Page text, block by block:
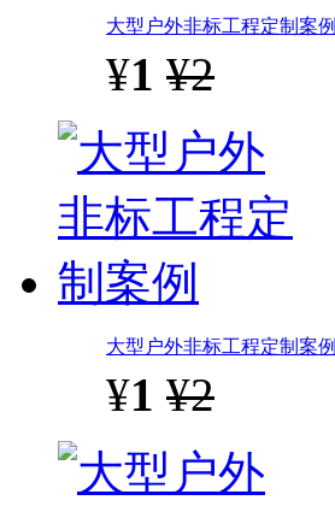
大型户外非标工程定制案例
¥1 ¥2
大型户外非标工程定制案例
¥1 ¥2